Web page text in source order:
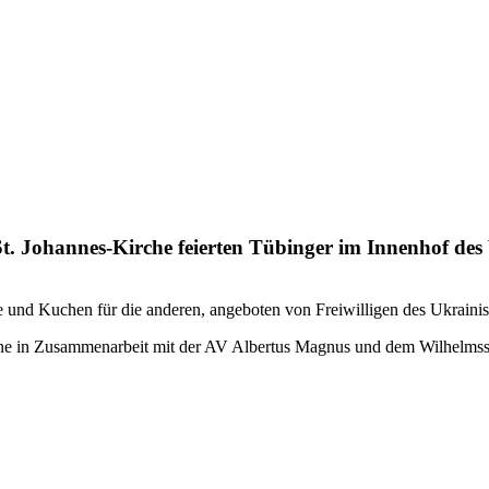
Johannes-Kirche feierten Tübinger im Innenhof
Kuchen für die anderen, angeboten von Freiwilligen des
in Zusammenarbeit mit der AV Albertus Magnus und dem